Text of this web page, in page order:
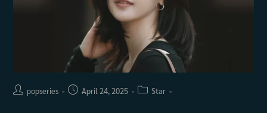
Postpopseries
PostApril 24, 2025
PostStar